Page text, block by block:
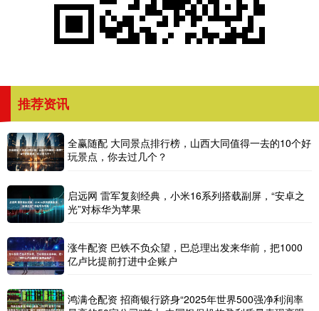
推荐资讯
全赢随配 大同景点排行榜，山西大同值得一去的10个好
玩景点，你去过几个？
启远网 雷军复刻经典，小米16系列搭载副屏，“安卓之
光”对标华为苹果
涨牛配资 巴铁不负众望，巴总理出发来华前，把1000
亿卢比提前打进中企账户
鸿满仓配资 招商银行跻身“2025年世界500强净利润率